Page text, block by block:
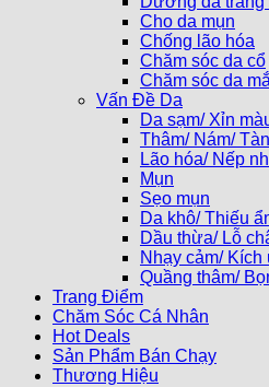
Cho da mụn
Chống lão hóa
Chăm sóc da cổ
Chăm sóc da
Vấn Đề Da
Da sạm/ Xỉn
Thâm/ Nám/
Lão hóa/ Nếp
Mụn
Sẹo mụn
Da khô/ Thiếu
Dầu thừa/ Lỗ
Nhạy cảm/ Kích
Quầng thâm/
Trang Điểm
Chăm Sóc Cá Nhân
Hot Deals
Sản Phẩm Bán Chạy
Thương Hiệu